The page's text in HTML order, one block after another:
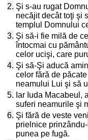
2. Şi s-au rugat
necăjit decât toţi şi
templul Domnului
3. Şi să-i fie milă de
întocmai cu
celor ucişi, care
4. Şi să-Şi aducă
celor fără de
neamului Lui şi să
5. Iar Iuda Macabeul,
suferi neamurile şi
6. Şi fără de veste
prielnice
punea pe fugă.